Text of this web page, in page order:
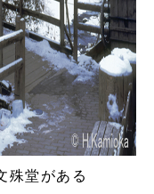
殊堂がある